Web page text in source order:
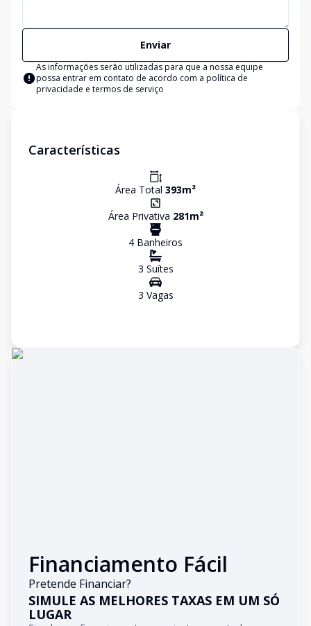
Enviar
As informações serão utilizadas para que a nossa equipe
possa entrar em contato de acordo com a política de
privacidade e termos de serviço
Características
Área Total 393m²
Área Privativa 281m²
4 Banheiros
3 Suítes
3 Vagas
Financiamento Fácil
Pretende Financiar?
SIMULE AS MELHORES TAXAS EM UM SÓ
LUGAR